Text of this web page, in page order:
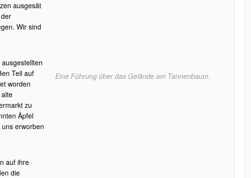
Eine Führung über das Gelände am Tannenbaum.
ausgesät
Wir sind
Teil auf
worden
zu
Äpfel
erworben
auf ihre
die